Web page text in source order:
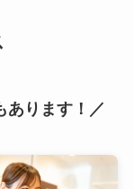
あります！／